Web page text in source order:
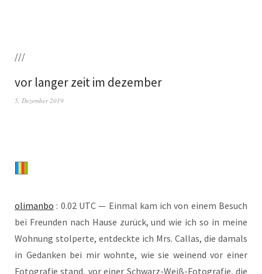
///
vor langer zeit im dezember
5. Dezember 2019
oli­man­bo : 0.02 UTC — Ein­mal kam ich von einem Besuch
bei Freun­den nach Hau­se zurück, und wie ich so in mei­ne
Woh­nung stol­per­te, ent­deck­te ich Mrs. Cal­las, die damals
in Gedan­ken bei mir wohn­te, wie sie wei­nend vor einer
Foto­gra­fie stand, vor einer Schwarz-Weiß-Foto­gra­fie, die